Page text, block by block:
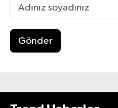
Gönder